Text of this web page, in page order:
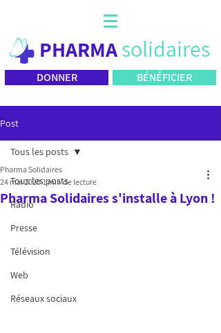
PHARMAsolidaires
DONNER BÉNÉFICIER
Post
Tous les posts
Radio
Presse
Télévision
Web
Réseaux sociaux
Tous les posts
Pharma Solidaires s'installe à Lyon !
Pharma Solidaires
24 mai 2020 1 min de lecture